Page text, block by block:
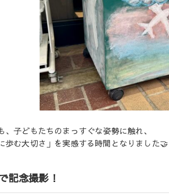
、子どもたちのまっすぐな姿勢に触れ、
歩む大切さ」を実感する時間となりました🤝
記念撮影！